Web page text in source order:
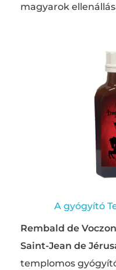
magyarok
A gyógyító
Rembald de Voczon
Saint-Jean de
templomos